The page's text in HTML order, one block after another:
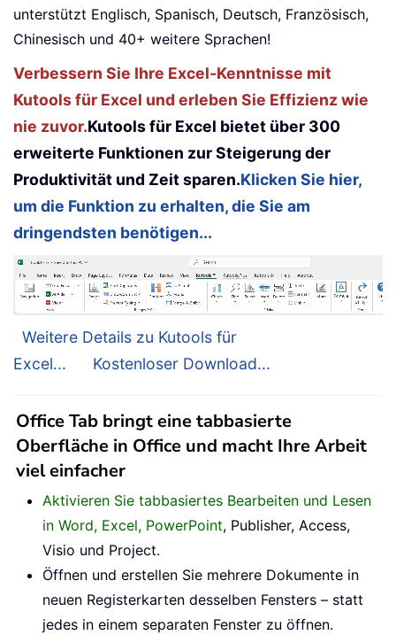
unterstützt Englisch, Spanisch, Deutsch, Französisch,
Chinesisch und 40+ weitere Sprachen!
Verbessern Sie Ihre Excel-Kenntnisse mit
Kutools für Excel und erleben Sie Effizienz wie
nie zuvor.Kutools für Excel bietet über 300
erweiterte Funktionen zur Steigerung der
Produktivität und Zeit sparen.Klicken Sie hier,
um die Funktion zu erhalten, die Sie am
dringendsten benötigen...
Weitere Details zu Kutools für
Excel...
Kostenloser Download...
Office Tab bringt eine tabbasierte
Oberfläche in Office und macht Ihre Arbeit
viel einfacher
Aktivieren Sie tabbasiertes Bearbeiten und Lesen
in Word, Excel, PowerPoint, Publisher, Access,
Visio und Project.
Öffnen und erstellen Sie mehrere Dokumente in
neuen Registerkarten desselben Fensters – statt
jedes in einem separaten Fenster zu öffnen.